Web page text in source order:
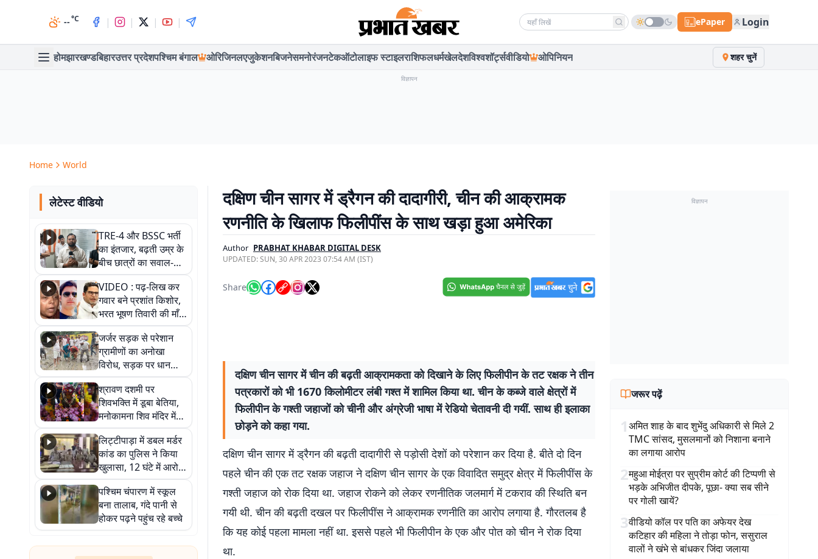
--°C | | | | Search news ePaper Login
होमझारखण्डबिहारउत्तर प्रदेशपश्चिम बंगाल ओरिजिनलएजुकेशनबिजनेसमनोरंजनटेकऑटोलाइफ स्टाइलराशिफलधर्मखेलदेशविश्वशॉर्ट्सवीडियो ओपिनियन शहर चुनें
विज्ञापन
Home World
लेटेस्ट वीडियो
TRE-4 और BSSC भर्ती
का इंतजार, बढ़ती उम्र के
बीच छात्रों का सवाल-
आखिर कब आएगी बहाली?
देखें वीडियो
VIDEO : पढ़-लिख कर
गवार बने प्रशांत किशोर,
भरत भूषण तिवारी की माँ ने
कहा नहीं थी उम्मीद, बेटा
था तो किसी को बोलने की
नहीं थी हिम्मत
जर्जर सड़क से परेशान
ग्रामीणों का अनोखा
विरोध, सड़क पर धान
रोपकर और खाद डालकर
जताया आक्रोश
श्रावण दशमी पर
शिवभक्ति में डूबा बेतिया,
मनोकामना शिव मंदिर में
हुआ भव्य श्रृंगार
लिट्टीपाड़ा में डबल मर्डर
कांड का पुलिस ने किया
खुलासा, 12 घंटे में आरोपी
गिरफ्तार
पश्चिम चंपारण में स्कूल
बना तालाब, गंदे पानी से
होकर पढ़ने पहुंच रहे बच्चे
दक्षिण चीन सागर में ड्रैगन की दादागीरी, चीन की आक्रामक
रणनीति के खिलाफ फिलीपींस के साथ खड़ा हुआ अमेरिका
Author PRABHAT KHABAR DIGITAL DESK
UPDATED:SUN, 30 APR 2023 07:54 AM (IST)
Share
दक्षिण चीन सागर में चीन की बढ़ती आक्रामकता को दिखाने के लिए फिलीपीन के तट रक्षक ने तीन
पत्रकारों को भी 1670 किलोमीटर लंबी गश्त में शामिल किया था. चीन के कब्जे वाले क्षेत्रों में
फिलीपीन के गश्ती जहाजों को चीनी और अंग्रेजी भाषा में रेडियो चेतावनी दी गयीं. साथ ही इलाका
छोड़ने को कहा गया.
दक्षिण चीन सागर में ड्रैगन की बढ़ती दादागीरी से पड़ोसी देशों को परेशान कर दिया है. बीते दो दिन
पहले चीन की एक तट रक्षक जहाज ने दक्षिण चीन सागर के एक विवादित समुद्र क्षेत्र में फिलीपींस के
गश्ती जहाज को रोक दिया था. जहाज रोकने को लेकर रणनीतिक जलमार्ग में टकराव की स्थिति बन
गयी थी. चीन की बढ़ती दखल पर फिलीपींस ने आक्रामक रणनीति का आरोप लगाया है. गौरतलब है
कि यह कोई पहला मामला नहीं था. इससे पहले भी फिलीपीन के एक और पोत को चीन ने रोक दिया
था.
विज्ञापन
जरूर पढ़ें
1अमित शाह के बाद शुभेंदु अधिकारी से मिले 2
TMC सांसद, मुसलमानों को निशाना बनाने
का लगाया आरोप
2महुआ मोईत्रा पर सुप्रीम कोर्ट की टिप्पणी से
भड़के अभिजीत दीपके, पूछा- क्या सब सीने
पर गोली खायें?
3वीडियो कॉल पर पति का अफेयर देख
कटिहार की महिला ने तोड़ा फोन, ससुराल
वालों ने खंभे से बांधकर जिंदा जलाया